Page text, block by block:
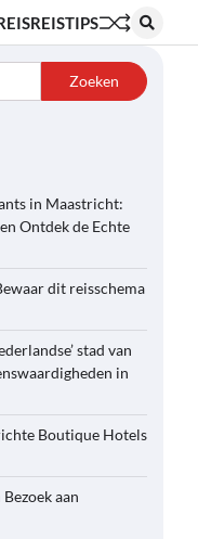
REISTIPS
Zoeken
in Maastricht:
Ontdek de Echte
dit reisschema
stad van
in
Boutique Hotels
aan